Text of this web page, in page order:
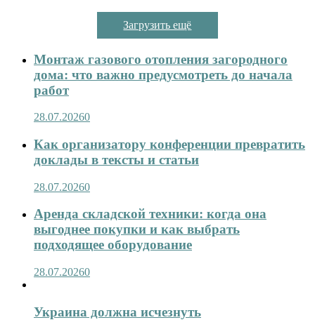
Загрузить ещё
Монтаж газового отопления загородного
дома: что важно предусмотреть до начала
работ
28.07.20260
Как организатору конференции превратить
доклады в тексты и статьи
28.07.20260
Аренда складской техники: когда она
выгоднее покупки и как выбрать
подходящее оборудование
28.07.20260
Украина должна исчезнуть